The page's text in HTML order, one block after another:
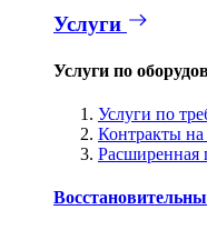
Услуги
Услуги по
Услуги по
Контракты
Расширенная